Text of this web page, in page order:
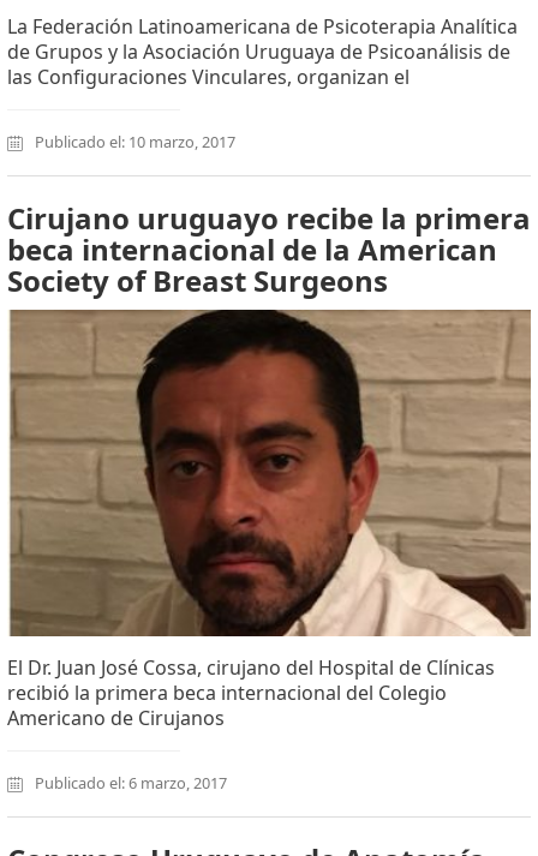
La Federación Latinoamericana de Psicoterapia Analítica
de Grupos y la Asociación Uruguaya de Psicoanálisis de
las Configuraciones Vinculares, organizan el
Publicado el: 10 marzo, 2017
Cirujano uruguayo recibe la primera
beca internacional de la American
Society of Breast Surgeons
El Dr. Juan José Cossa, cirujano del Hospital de Clínicas
recibió la primera beca internacional del Colegio
Americano de Cirujanos
Publicado el: 6 marzo, 2017